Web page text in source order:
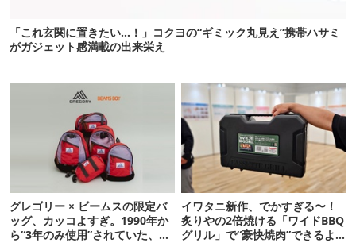
「これ玄関に置きたい…！」コクヨの“ギミック丸見え”携帯ハサミ
がガジェット感満載の出来栄え
グレゴリー × ビームスの限定バ
ッグ、カッコよすぎ。1990年か
ら“3年のみ使用”されていた、紫
イワタニ新作、でかすぎる〜！
炙りやの2倍焼ける「ワイドBBQ
グリル」で“豪快焼肉”できるよ